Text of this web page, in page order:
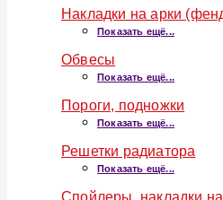
Накладки на арки
Показать ещё...
Обвесы
Показать ещё...
Пороги, подножки
Показать ещё...
Решетки радиатора
Показать ещё...